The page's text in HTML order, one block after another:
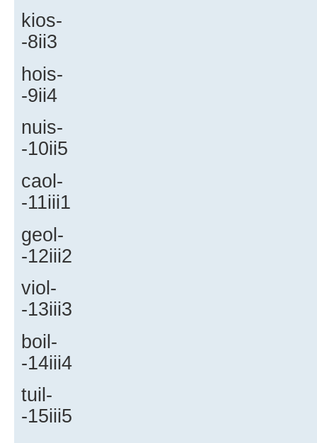
kios-
-8ii3
hois-
-9ii4
nuis-
-10ii5
caol-
-11iii1
geol-
-12iii2
viol-
-13iii3
boil-
-14iii4
tuil-
-15iii5